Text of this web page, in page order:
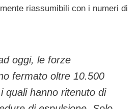
riassumibili con i numeri di
oggi, le forze
fermato oltre 10.500
quali hanno ritenuto di